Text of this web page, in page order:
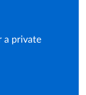
a private